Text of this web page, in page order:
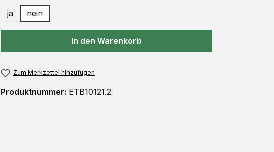
ja
nein
In den Warenkorb
Zum Merkzettel hinzufügen
Produktnummer: ETB10121.2